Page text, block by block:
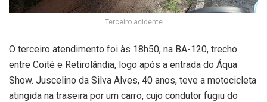
Terceiro acidente
O terceiro atendimento foi às 18h50, na BA-120, trecho
entre Coité e Retirolândia, logo após a entrada do Áqua
Show. Juscelino da Silva Alves, 40 anos, teve a motocicleta
atingida na traseira por um carro, cujo condutor fugiu do